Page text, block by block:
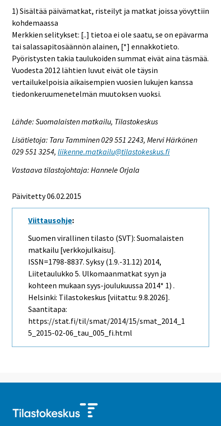
1) Sisältää päivämatkat, risteilyt ja matkat joissa yövyttiin
kohdemaassa
Merkkien selitykset: [..] tietoa ei ole saatu, se on epävarma
tai salassapitosäännön alainen, [*] ennakkotieto.
Pyöristysten takia taulukoiden summat eivät aina täsmää.
Vuodesta 2012 lähtien luvut eivät ole täysin
vertailukelpoisia aikaisempien vuosien lukujen kanssa
tiedonkeruumenetelmän muutoksen vuoksi.
Lähde: Suomalaisten matkailu, Tilastokeskus
Lisätietoja: Taru Tamminen 029 551 2243, Mervi Härkönen
029 551 3254, liikenne.matkailu@tilastokeskus.fi
Vastaava tilastojohtaja: Hannele Orjala
Päivitetty 06.02.2015
Viittausohje:
Suomen virallinen tilasto (SVT): Suomalaisten
matkailu [verkkojulkaisu].
ISSN=1798-8837. Syksy (1.9.-31.12) 2014,
Liitetaulukko 5. Ulkomaanmatkat syyn ja
kohteen mukaan syys-joulukuussa 2014* 1) .
Helsinki: Tilastokeskus [viitattu: 9.8.2026].
Saantitapa:
https://stat.fi/til/smat/2014/15/smat_2014_1
5_2015-02-06_tau_005_fi.html